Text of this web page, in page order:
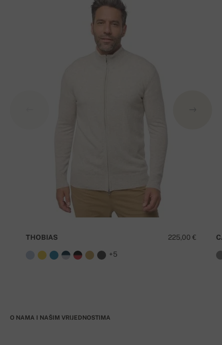
225,00 €
THOBIAS
+5
O NAMA I NAŠIM VRIJEDNOSTIMA